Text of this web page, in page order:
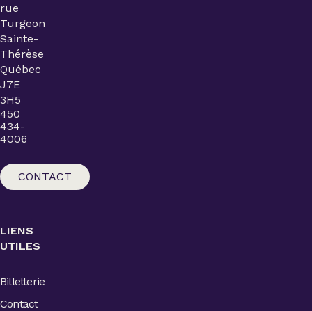
rue
Turgeon
Sainte-
Thérèse
Québec
J7E
3H5
450
434-
4006
CONTACT
LIENS
UTILES
Billetterie
Contact